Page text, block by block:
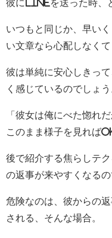
彼にLINEを送った時、
いつもと同じか、早い
い文章なら心配しなくて
彼は単純に安心しきっ
く感じているのでしょう
「彼女は俺にべた惚れ
このまま様子を見れば
後で紹介する焦らしテ
の返事が来やすくなるの
危険なのは、彼からの
される、そんな場合。